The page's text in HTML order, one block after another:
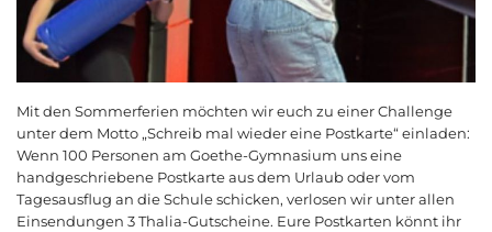
Mit den Sommerferien möchten wir euch zu einer Challenge
unter dem Motto „Schreib mal wieder eine Postkarte“ einladen:
Wenn 100 Personen am Goethe-Gymnasium uns eine
handgeschriebene Postkarte aus dem Urlaub oder vom
Tagesausflug an die Schule schicken, verlosen wir unter allen
Einsendungen 3 Thalia-Gutscheine. Eure Postkarten könnt ihr